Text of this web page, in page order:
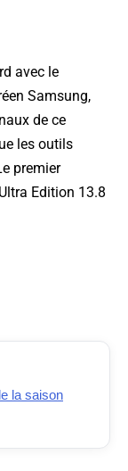
avec le
Samsung,
de ce
les outils
premier
Edition 13.8
la saison